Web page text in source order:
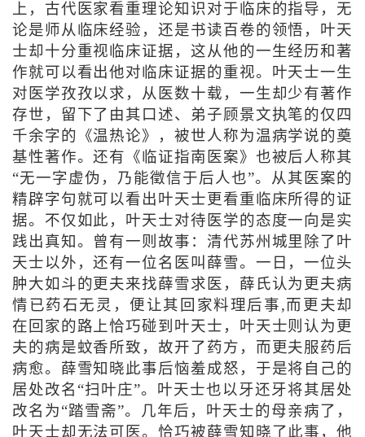
上，古代医家看重理论知识对于临床的指导，无
论是师从临床经验，还是书读百卷的领悟，叶天
士却十分重视临床证据，这从他的一生经历和著
作就可以看出他对临床证据的重视。叶天士一生
对医学孜孜以求，从医数十载，一生却少有著作
存世，留下了由其口述、弟子顾景文执笔的仅四
千余字的《温热论》，被世人称为温病学说的奠
基性著作。还有《临证指南医案》也被后人称其
“无一字虚伪，乃能徵信于后人也”。从其医案的
精辟字句就可以看出叶天士更看重临床所得的证
据。不仅如此，叶天士对待医学的态度一向是实
践出真知。曾有一则故事：清代苏州城里除了叶
天士以外，还有一位名医叫薛雪。一日，一位头
肿大如斗的更夫来找薛雪求医，薛氏认为更夫病
情已药石无灵，便让其回家料理后事,而更夫却
在回家的路上恰巧碰到叶天士，叶天士则认为更
夫的病是蚊香所致，故开了药方，而更夫服药后
病愈。薛雪知晓此事后恼羞成怒，于是将自己的
居处改名“扫叶庄”。叶天士也以牙还牙将其居处
改名为“踏雪斋”。几年后，叶天士的母亲病了，
叶天士却无法可医。恰巧被薛雪知晓了此事，他